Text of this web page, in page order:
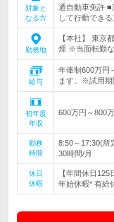
対象と
なる方
通自動車免許
して行動できる
勤務地
【本社】 東
煙 ※当面転勤
給与
年俸制600万円
ます。※試用
初年度
年収
600万円～800
勤務
時間
8:50～17:30(所
30時間/月
休日
休暇
【年間休日
年始休暇* 有給